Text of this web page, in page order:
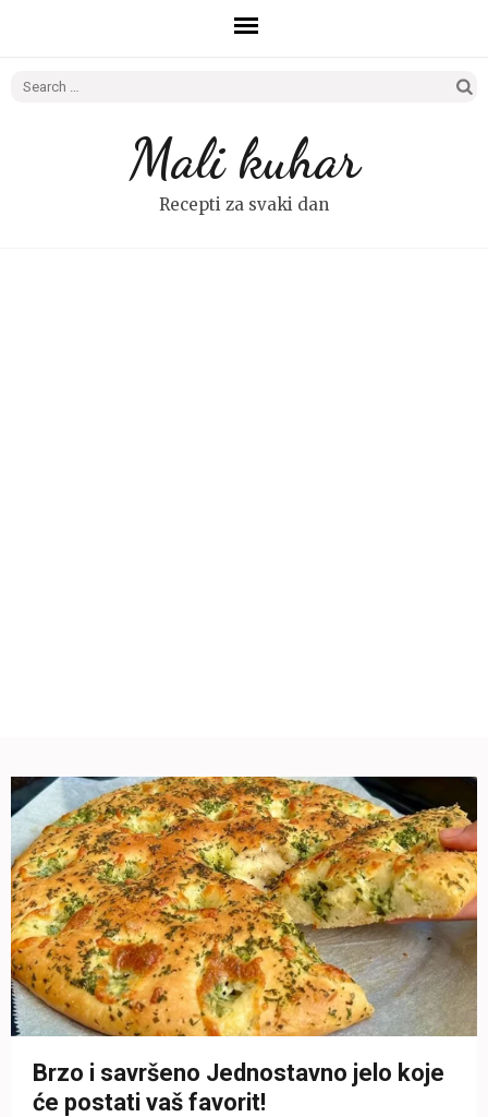
Search
Mali kuhar
Recepti za svaki dan
Brzo i savršeno Jednostavno jelo koje
će postati vaš favorit!